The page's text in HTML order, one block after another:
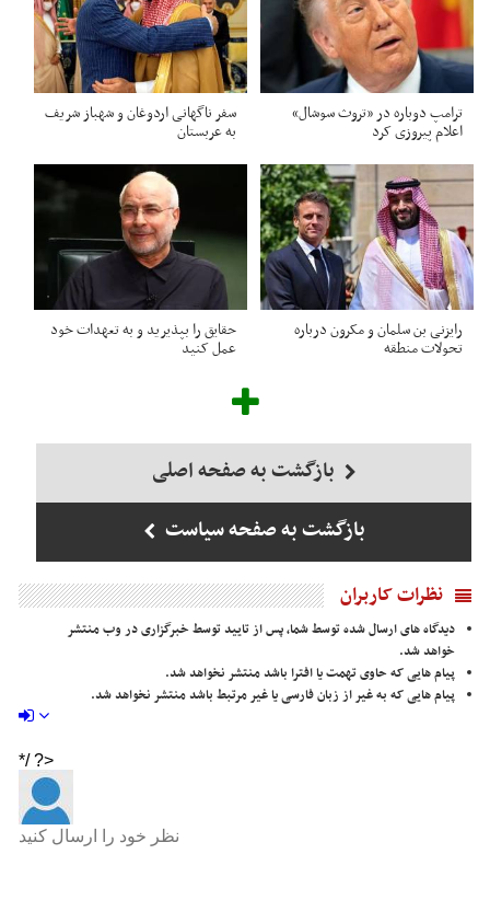
ترامپ دوباره در «تروث سوشال»
اعلام پیروزی کرد
سفر ناگهانی اردوغان و شهباز شریف
به عربستان
رایزنی بن سلمان و مکرون درباره
تحولات منطقه
حقایق را بپذیرید و به تعهدات خود
عمل کنید
بازگشت به صفحه اصلی
بازگشت به صفحه سیاست
نظرات کاربران
دیدگاه های ارسال شده توسط شما، پس از تایید توسط خبرگزاری در وب منتشر
خواهد شد.
پیام هایی که حاوی تهمت یا افترا باشد منتشر نخواهد شد.
پیام هایی که به غیر از زبان فارسی یا غیر مرتبط باشد منتشر نخواهد شد.